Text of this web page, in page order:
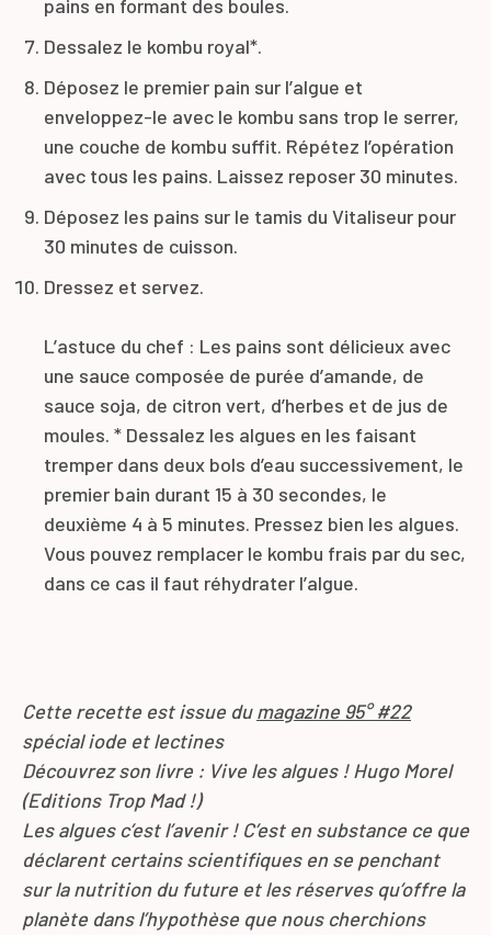
pains en formant des boules.
Dessalez le kombu royal*.
Déposez le premier pain sur l’algue et
enveloppez-le avec le kombu sans trop le serrer,
une couche de kombu suffit. Répétez l’opération
avec tous les pains. Laissez reposer 30 minutes.
Déposez les pains sur le tamis du Vitaliseur pour
30 minutes de cuisson.
Dressez et servez.
L’astuce du chef : Les pains sont délicieux avec
une sauce composée de purée d’amande, de
sauce soja, de citron vert, d’herbes et de jus de
moules. * Dessalez les algues en les faisant
tremper dans deux bols d’eau successivement, le
premier bain durant 15 à 30 secondes, le
deuxième 4 à 5 minutes. Pressez bien les algues.
Vous pouvez remplacer le kombu frais par du sec,
dans ce cas il faut réhydrater l’algue.
Cette recette est issue dumagazine 95° #22
spécial iode et lectines
Découvrez son livre : Vive les algues ! Hugo Morel
(Editions Trop Mad !)
Les algues c’est l’avenir ! C’est en substance ce que
déclarent certains scientifiques en se penchant
sur la nutrition du future et les réserves qu’offre la
planète dans l’hypothèse que nous cherchions